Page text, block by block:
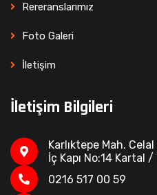
Rereranslarımız
Foto Galeri
İletişim
İletişim Bilgileri
Karlıktepe Mah.
İç Kapı No:14 Kartal
0216 517 00 59